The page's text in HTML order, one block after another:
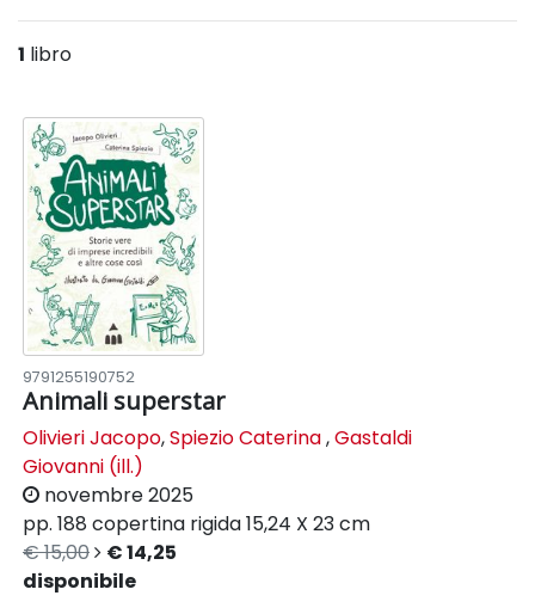
1 libro
9791255190752
Animali superstar
Olivieri Jacopo,Spiezio Caterina,Gastaldi
Giovanni (ill.)
novembre 2025
pp. 188 copertina rigida15,24 X 23 cm
€ 15,00
€ 14,25
disponibile